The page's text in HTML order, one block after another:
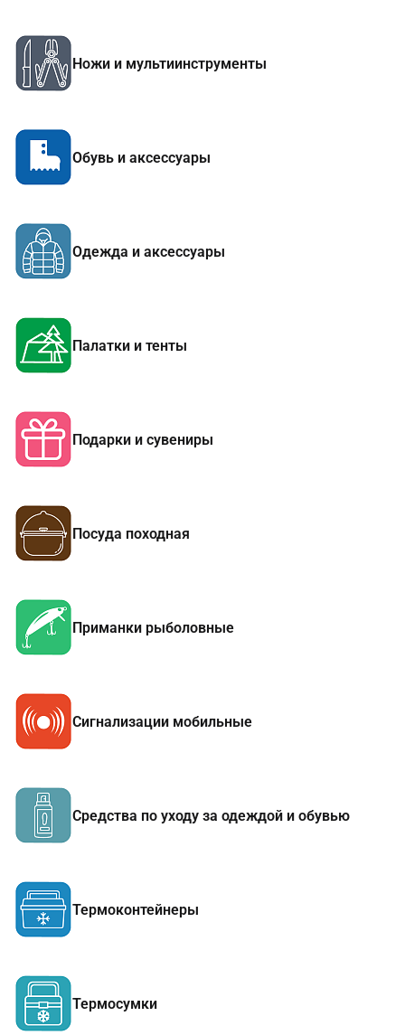
Ножи и мультиинструменты
Обувь и аксессуары
Одежда и аксессуары
Палатки и тенты
Подарки и сувениры
Посуда походная
Приманки рыболовные
Сигнализации мобильные
Средства по уходу за одеждой и обувью
Термоконтейнеры
Термосумки